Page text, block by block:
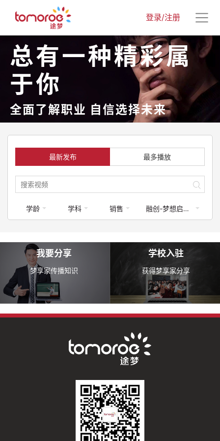
登录/注册
总有一种精彩属
于你
全面了解职业 自信选择未来
最新发布 最多播放
学龄 学科 销售 融创-梦想启航计划
我要分享
梦享家传播知识
学校入驻
获得梦享家分享